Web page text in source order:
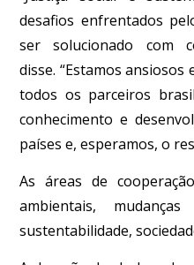
desafios enfrentados
ser solucionado com
disse. “Estamos
todos os parceiros
conhecimento e
países e, esperamos, o
As áreas de
ambientais, mudanças
sustentabilidade,